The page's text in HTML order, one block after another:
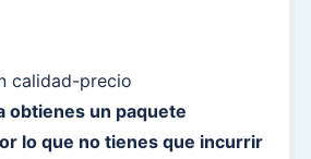
calidad-precio
obtienes un paquete
lo que no tienes que incurrir